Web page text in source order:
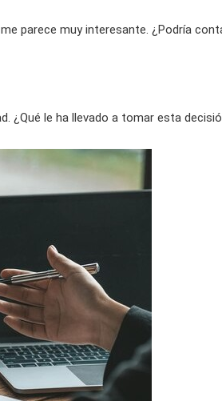
parece muy interesante. ¿Podría
¿Qué le ha llevado a tomar esta